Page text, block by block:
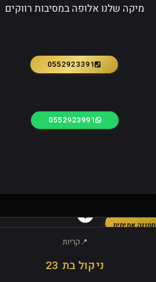
מיקה שלנו אלופה במסיבות רווקים
0552923391
0552923991
תמונה אמיתית
קריות
ניקול בת 23